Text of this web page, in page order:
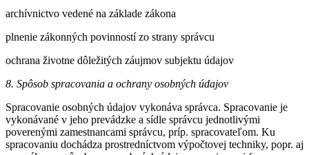
archívnictvo vedené na základe zákona
plnenie zákonných povinností zo strany správcu
ochrana životne dôležitých záujmov subjektu údajov
8. Spôsob spracovania a ochrany osobných údajov
Spracovanie osobných údajov vykonáva správca. Spracovanie je
vykonávané v jeho prevádzke a sídle správcu jednotlivými
poverenými zamestnancami správcu, príp. spracovateľom. Ku
spracovaniu dochádza prostredníctvom výpočtovej techniky, popr. aj